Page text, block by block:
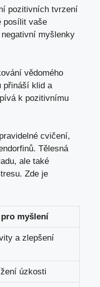
pozitivních tvrzení
posílit vaše
myšlenky
vědomého
přináší klid a
k pozitivnímu
cvičení,
Tělesná
ale také
Zde je
myšlení
a zlepšení
úzkosti